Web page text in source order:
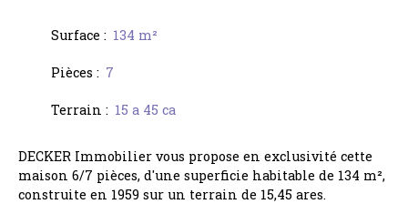
Surface : 134 m²
Pièces : 7
Terrain : 15 a 45 ca
DECKER Immobilier vous propose en exclusivité cette
maison 6/7 pièces, d'une superficie habitable de 134 m²,
construite en 1959 sur un terrain de 15,45 ares.